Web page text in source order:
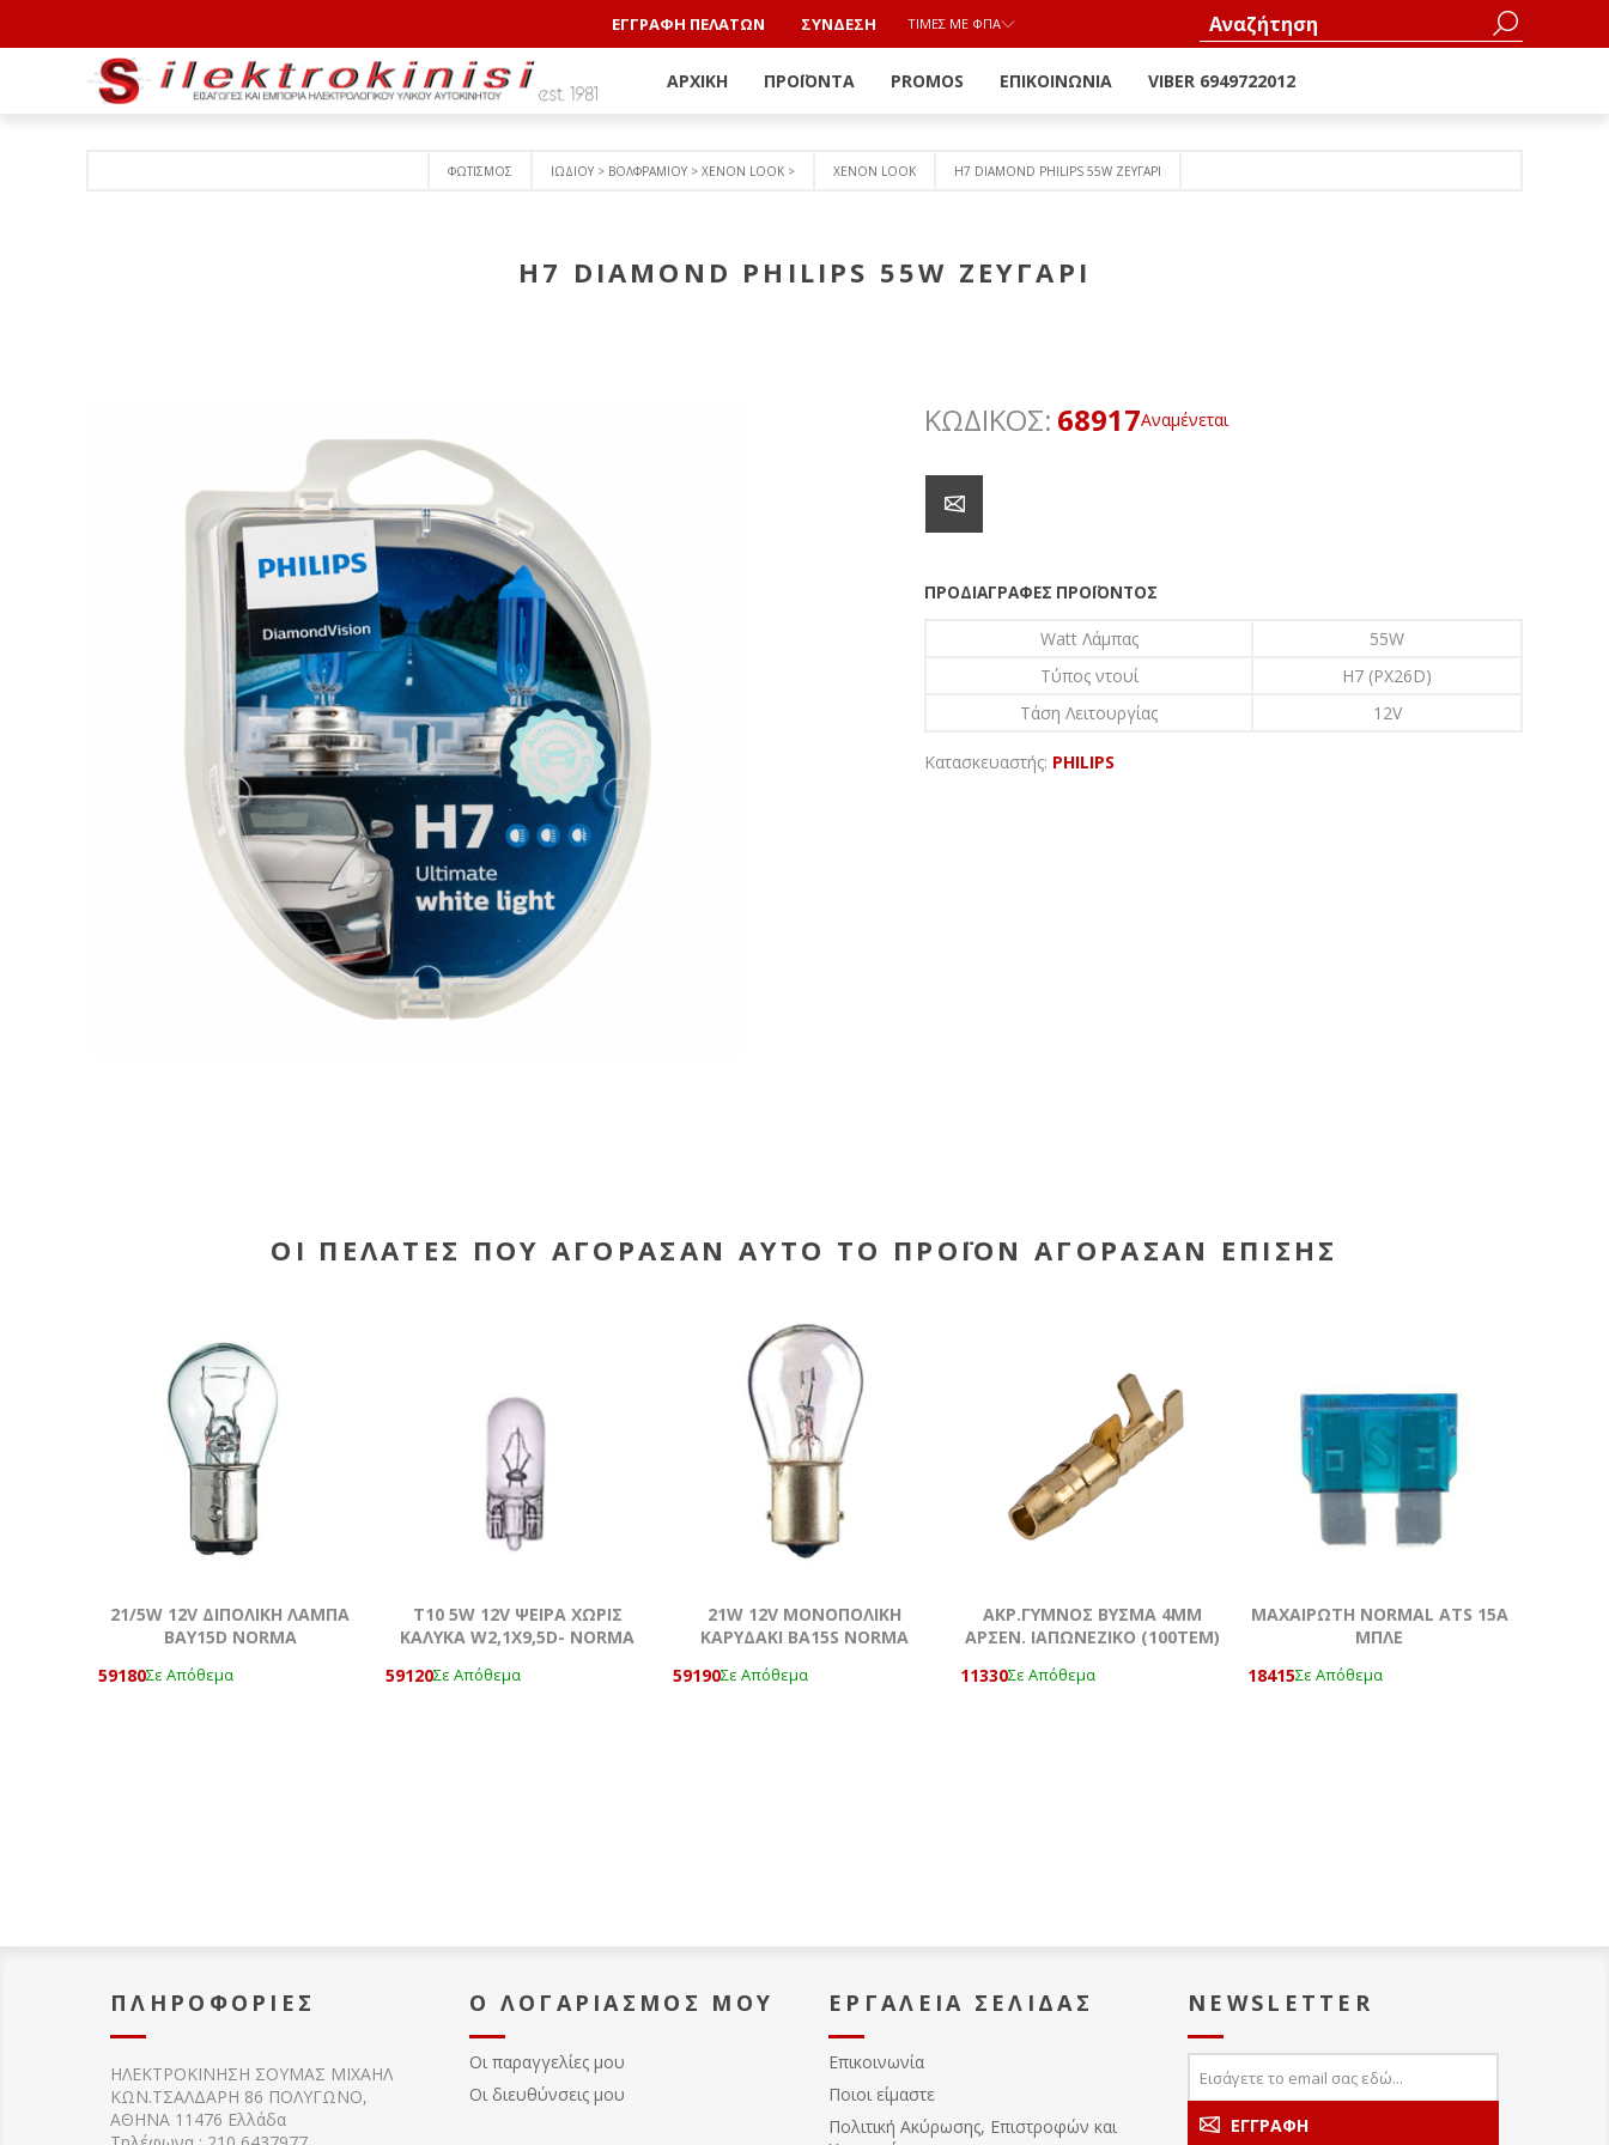
ΕΓΓΡΑΦΗ ΠΕΛΑΤΩΝ ΣΎΝΔΕΣΗ ΤΙΜΈΣ ΜΕ ΦΠΑ
ΑΡΧΙΚΉ ΠΡΟΪΌΝΤΑ PROMOS ΕΠΙΚΟΙΝΩΝΊΑ VIBER 6949722012
ΦΩΤΙΣΜΟΣ ΙΩΔΙΟΥ > ΒΟΛΦΡΑΜΙΟY > ΧΕΝΟΝ LOOK > XENON LOOK H7 DIAMOND PHILIPS 55W ΖΕΥΓΑΡΙ
H7 DIAMOND PHILIPS 55W ΖΕΥΓΑΡΙ
ΚΩΔΙΚΟΣ: 68917Αναμένεται
ΠΡΟΔΙΑΓΡΑΦΈΣ ΠΡΟΪΌΝΤΟΣ
Watt Λάμπας
55W
Τύπος ντουί
H7 (PX26D)
Τάση Λειτουργίας
12V
Κατασκευαστής: PHILIPS
ΟΙ ΠΕΛΆΤΕΣ ΠΟΥ ΑΓΌΡΑΣΑΝ ΑΥΤΌ ΤΟ ΠΡΟΪΌΝ ΑΓΌΡΑΣΑΝ ΕΠΊΣΗΣ
21/5W 12V ΔΙΠΟΛΙΚΗ ΛΑΜΠΑ
BAY15D NORMA
59180Σε Απόθεμα
T10 5W 12V ΨΕΙΡΑ ΧΩΡΙΣ
ΚΑΛΥΚΑ W2,1X9,5D- NORMA
59120Σε Απόθεμα
21W 12V MONOΠΟΛΙΚΗ
ΚΑΡΥΔΑΚΙ ΒΑ15S NORMA
59190Σε Απόθεμα
ΑΚΡ.ΓΥΜΝΟΣ ΒΥΣΜΑ 4MM
ΑΡΣΕΝ. ΙΑΠΩΝΕΖΙΚΟ (100ΤΕΜ)
11330Σε Απόθεμα
ΜΑΧΑΙΡΩΤΗ NORMAL ATS 15A
ΜΠΛΕ
18415Σε Απόθεμα
ΠΛΗΡΟΦΟΡΊΕΣ
ΗΛΕΚΤΡΟΚΙΝΗΣΗ ΣΟΥΜΑΣ MIXAHΛ
ΚΩΝ.ΤΣΑΛΔΑΡΗ 86 ΠΟΛΥΓΩΝΟ,
ΑΘΗΝΑ 11476 Ελλάδα
Ο ΛΟΓΑΡΙΑΣΜΌΣ ΜΟΥ
Οι παραγγελίες μου
Οι διευθύνσεις μου
ΕΡΓΑΛΕΊΑ ΣΕΛΊΔΑΣ
Επικοινωνία
Ποιοι είμαστε
Πολιτική Ακύρωσης, Eπιστροφών και
NEWSLETTER